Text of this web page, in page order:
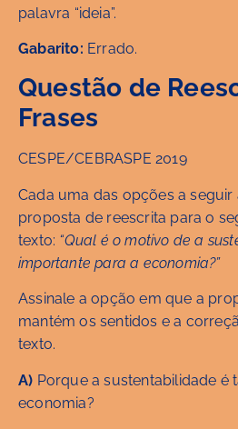
palavra “ideia”.
Gabarito: Errado.
Questão de
Frases
CESPE/CEBRASPE 2019
Cada uma das opções a seguir
proposta de reescrita para o
texto: “Qual é o motivo de a
importante para a economia?”
Assinale a opção em que a
mantém os sentidos e a
texto.
A) Porque a sustentabilidade é
economia?